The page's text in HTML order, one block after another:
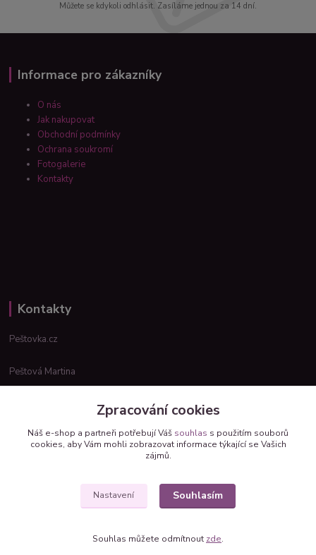
Můžete se kdykoli odhlásit. Zasíláme jednou za 14 dní.
Informace pro zákazníky
O nás
Jak nakupovat
Obchodní podmínky
Ochrana soukromí
Fotogalerie
Kontakty
Kontakty
Peštovka.cz
Peštová Martina
Upravit sběr cookies.
Vytvořeno na Eshop-rychle.cz
Zpracování cookies
Náš e-shop a partneři potřebují Váš souhlas s použitím souborů
cookies, aby Vám mohli zobrazovat informace týkající se Vašich
zájmů.
Nastavení Souhlasím
Souhlas můžete odmítnout zde.